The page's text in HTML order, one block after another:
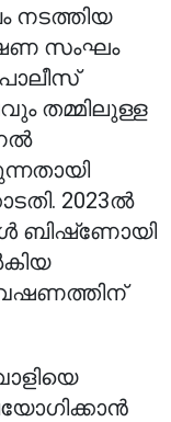
നടത്തിയ
സംഘം
പോലീസ്
തമ്മിലുള്ള
2023ൽ
ബിഷ്‌ണോയി